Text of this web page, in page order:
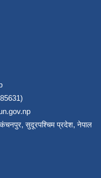
कंचनपुर, सुदूरपश्चिम प्रदेश, नेपाल